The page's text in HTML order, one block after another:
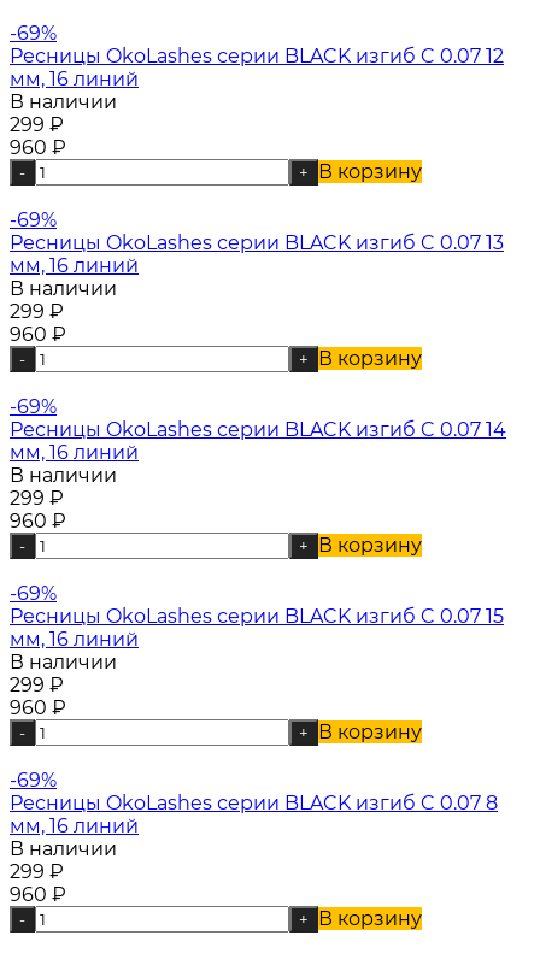
-69%
Ресницы OkoLashes серии BLACK изгиб C 0.07 12
мм, 16 линий
В наличии
299 ₽
960 ₽
- + В корзину
-69%
Ресницы OkoLashes серии BLACK изгиб C 0.07 13
мм, 16 линий
В наличии
299 ₽
960 ₽
- + В корзину
-69%
Ресницы OkoLashes серии BLACK изгиб C 0.07 14
мм, 16 линий
В наличии
299 ₽
960 ₽
- + В корзину
-69%
Ресницы OkoLashes серии BLACK изгиб C 0.07 15
мм, 16 линий
В наличии
299 ₽
960 ₽
- + В корзину
-69%
Ресницы OkoLashes серии BLACK изгиб C 0.07 8
мм, 16 линий
В наличии
299 ₽
960 ₽
- + В корзину